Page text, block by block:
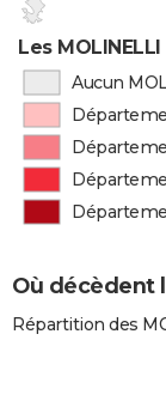
Les
Aucun
Où décèdent
Répartition des